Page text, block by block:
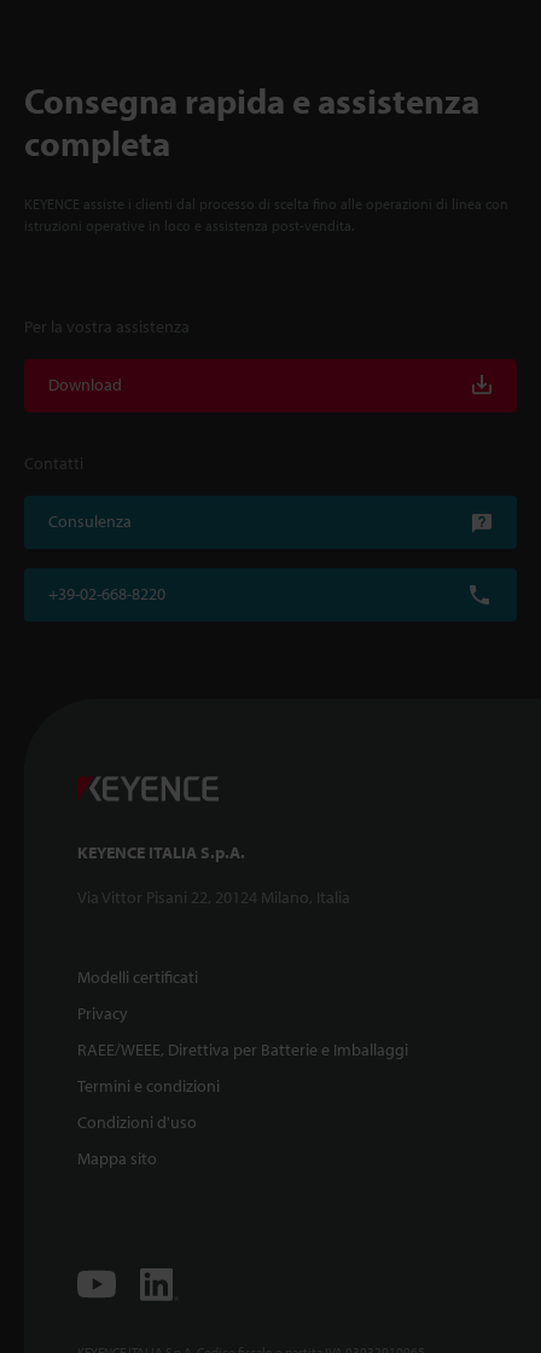
Consegna rapida e assistenza
completa
KEYENCE assiste i clienti dal processo di scelta fino alle operazioni di linea con
istruzioni operative in loco e assistenza post-vendita.
Per la vostra assistenza
Download
Contatti
Consulenza
+39-02-668-8220
KEYENCE ITALIA S.p.A.
Via Vittor Pisani 22, 20124 Milano, Italia
Modelli certificati
Privacy
RAEE/WEEE, Direttiva per Batterie e Imballaggi
Termini e condizioni
Condizioni d'uso
Mappa sito